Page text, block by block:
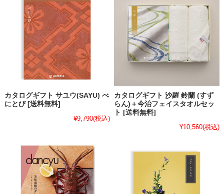
カタログギフト サユウ(SAYU) べ
にとび [送料無料]
¥9,790(税込)
カタログギフト 沙羅 鈴蘭 (すず
らん)＋今治フェイスタオルセッ
ト [送料無料]
¥10,560(税込)